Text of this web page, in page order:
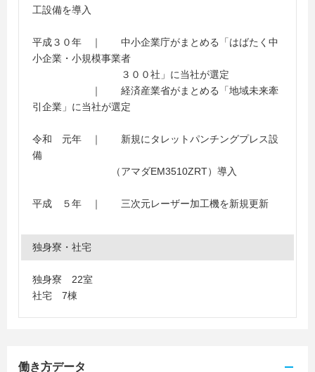
工設備を導入
平成３０年 ｜ 中小企業庁がまとめる「はばたく中
小企業・小規模事業者
３００社」に当社が選定
｜ 経済産業省がまとめる「地域未来牽
引企業」に当社が選定
令和 元年 ｜ 新規にタレットパンチングプレス設
備
（アマダEM3510ZRT）導入
平成 ５年 ｜ 三次元レーザー加工機を新規更新
独身寮・社宅
独身寮 22室
社宅 7棟
働き方データ